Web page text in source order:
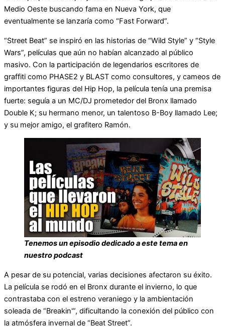
Medio Oeste buscando fama en Nueva York, que
eventualmente se lanzaría como “Fast Forward”.
“Street Beat” se inspiró en las historias de “Wild Style” y “Style
Wars”, películas que aún no habían alcanzado al público
masivo. Con la participación de legendarios escritores de
graffiti como PHASE2 y BLAST como consultores, y cameos de
importantes figuras del Hip Hop, la película tenía una premisa
fuerte: seguía a un MC/DJ prometedor del Bronx llamado
Double K; su hermano menor, un talentoso B-Boy llamado Lee;
y su mejor amigo, el grafitero Ramón.
Tenemos un episodio dedicado a este tema en
nuestro podcast
A pesar de su potencial, varias decisiones afectaron su éxito.
La película se rodó en el Bronx durante el invierno, lo que
contrastaba con el estreno veraniego y la ambientación
soleada de “Breakin'”, dificultando la conexión del público con
la atmósfera invernal de “Beat Street”.